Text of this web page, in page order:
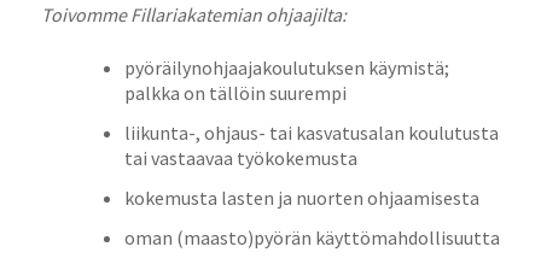
Toivomme Fillariakatemian ohjaajilta:
pyöräilynohjaajakoulutuksen käymistä;
palkka on tällöin suurempi
liikunta-, ohjaus- tai kasvatusalan koulutusta
tai vastaavaa työkokemusta
kokemusta lasten ja nuorten ohjaamisesta
oman (maasto)pyörän käyttömahdollisuutta